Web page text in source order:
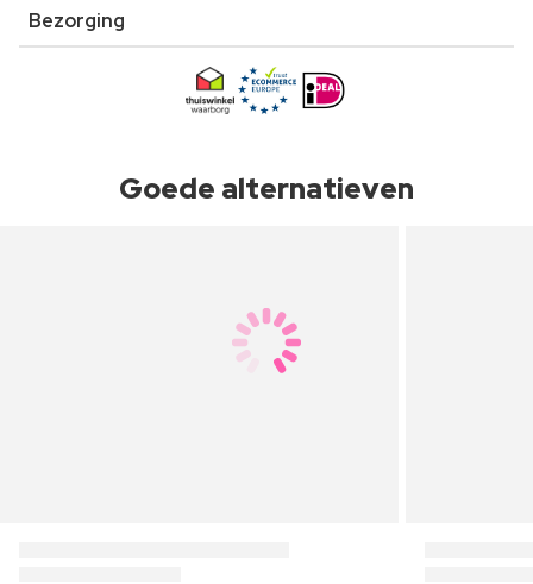
Bezorging
Goede alternatieven